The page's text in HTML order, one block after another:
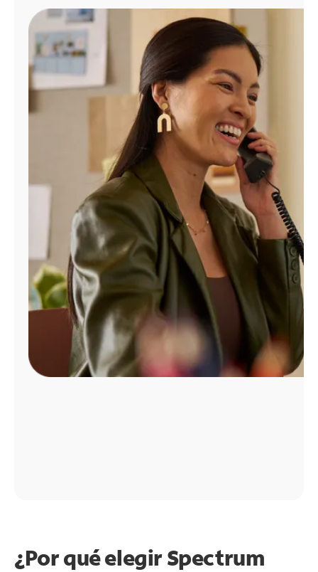
Administrar
cuenta
Encuentra
tienda
¿Por qué elegir Spectrum